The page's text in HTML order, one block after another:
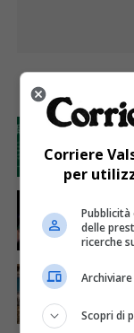
ATTUALITÀ
Sabato
Corriere
per
delle
ricerche
Scopri di